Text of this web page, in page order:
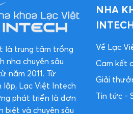
là trung tâm trồng
nha chuyên sâu
năm 2011. Từ
Lạc Việt Intech
phát triển là đơn
biệt và chuyên sâu
NHA
Về Lạc
Cam kết
Giải
Tin tức -